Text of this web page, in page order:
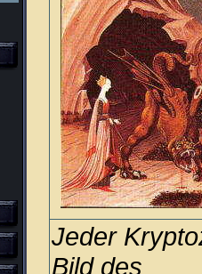
Jeder
Bild des